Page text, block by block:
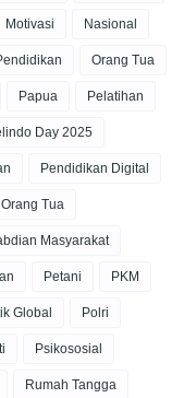
Motivasi Nasional
Orang Tua
Papua Pelatihan
Day 2025
Pendidikan Digital
Tua
Masyarakat
Petani PKM
Global Polri
Psikososial
Rumah Tangga